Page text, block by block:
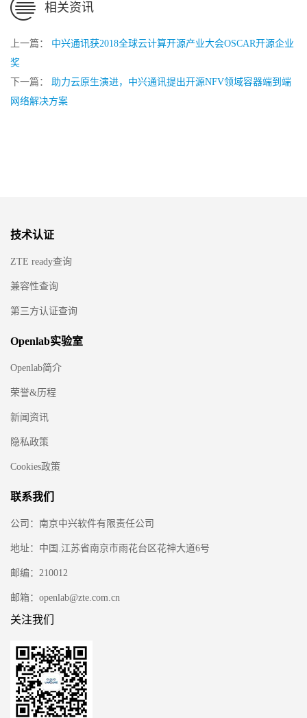
相关资讯
上一篇： 中兴通讯获2018全球云计算开源产业大会OSCAR开源企业
奖
下一篇： 助力云原生演进，中兴通讯提出开源NFV领域容器端到端
网络解决方案
技术认证
ZTE ready查询
兼容性查询
第三方认证查询
Openlab实验室
Openlab简介
荣誉&历程
新闻资讯
隐私政策
Cookies政策
联系我们
公司：南京中兴软件有限责任公司
地址：中国.江苏省南京市雨花台区花神大道6号
邮编：210012
邮箱：openlab@zte.com.cn
关注我们